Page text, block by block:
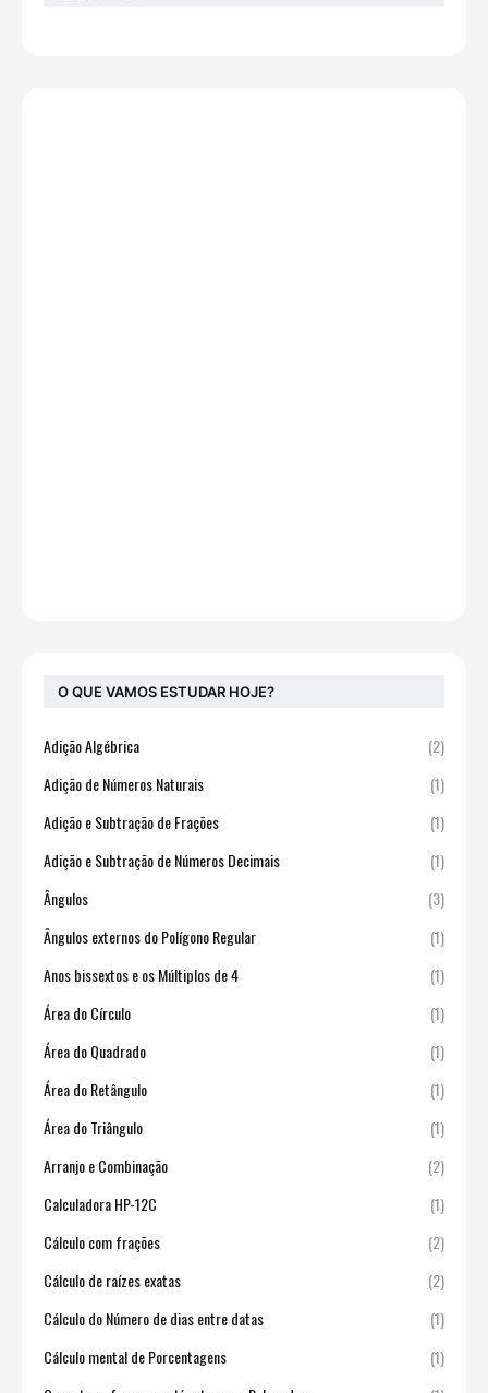
O QUE VAMOS ESTUDAR HOJE?
Adição Algébrica
(2)
Adição de Números Naturais
(1)
Adição e Subtração de Frações
(1)
Adição e Subtração de Números Decimais
(1)
Ângulos
(3)
Ângulos externos do Polígono Regular
(1)
Anos bissextos e os Múltiplos de 4
(1)
Área do Círculo
(1)
Área do Quadrado
(1)
Área do Retângulo
(1)
Área do Triângulo
(1)
Arranjo e Combinação
(2)
Calculadora HP-12C
(1)
Cálculo com frações
(2)
Cálculo de raízes exatas
(2)
Cálculo do Número de dias entre datas
(1)
Cálculo mental de Porcentagens
(1)